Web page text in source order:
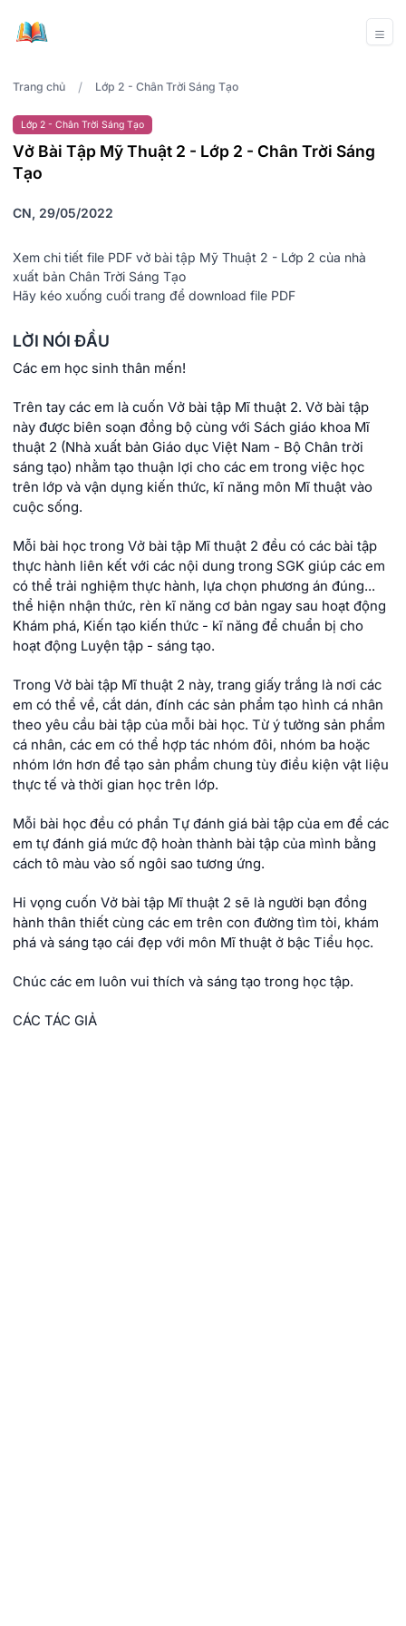
Trang chủ / Lớp 2 - Chân Trời Sáng Tạo
Lớp 2 - Chân Trời Sáng Tạo
Vở Bài Tập Mỹ Thuật 2 - Lớp 2 - Chân Trời Sáng
Tạo
CN, 29/05/2022
Xem chi tiết file PDF vở bài tập Mỹ Thuật 2 - Lớp 2 của nhà
xuất bản Chân Trời Sáng Tạo
Hãy kéo xuống cuối trang để download file PDF
LỜI NÓI ĐẦU
Các em học sinh thân mến!
Trên tay các em là cuốn Vở bài tập Mĩ thuật 2. Vở bài tập
này được biên soạn đồng bộ cùng với Sách giáo khoa Mĩ
thuật 2 (Nhà xuất bản Giáo dục Việt Nam - Bộ Chân trời
sáng tạo) nhằm tạo thuận lợi cho các em trong việc học
trên lớp và vận dụng kiến thức, kĩ năng môn Mĩ thuật vào
cuộc sống.
Mỗi bài học trong Vở bài tập Mĩ thuật 2 đều có các bài tập
thực hành liên kết với các nội dung trong SGK giúp các em
có thể trải nghiệm thực hành, lựa chọn phương án đúng...
thể hiện nhận thức, rèn kĩ năng cơ bản ngay sau hoạt động
Khám phá, Kiến tạo kiến thức - kĩ năng để chuẩn bị cho
hoạt động Luyện tập - sáng tạo.
Trong Vở bài tập Mĩ thuật 2 này, trang giấy trắng là nơi các
em có thể về, cắt dán, đính các sản phẩm tạo hình cá nhân
theo yêu cầu bài tập của mỗi bài học. Từ ý tưởng sản phẩm
cá nhân, các em có thể hợp tác nhóm đôi, nhóm ba hoặc
nhóm lớn hơn để tạo sản phẩm chung tùy điều kiện vật liệu
thực tế và thời gian học trên lớp.
Mỗi bài học đều có phần Tự đánh giá bài tập của em để các
em tự đánh giá mức độ hoàn thành bài tập của mình bằng
cách tô màu vào số ngôi sao tương ứng.
Hi vọng cuốn Vở bài tập Mĩ thuật 2 sẽ là người bạn đồng
hành thân thiết cùng các em trên con đường tìm tòi, khám
phá và sáng tạo cái đẹp với môn Mĩ thuật ở bậc Tiểu học.
Chúc các em luôn vui thích và sáng tạo trong học tập.
CÁC TÁC GIẢ